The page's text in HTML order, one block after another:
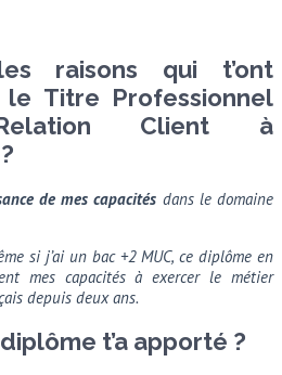
raisons qui t’ont
Titre Professionnel
Client à
de mes capacités dans le domaine
si j’ai un bac +2 MUC, ce diplôme en
mes capacités à exercer le métier
depuis deux ans.
t’a apporté ?